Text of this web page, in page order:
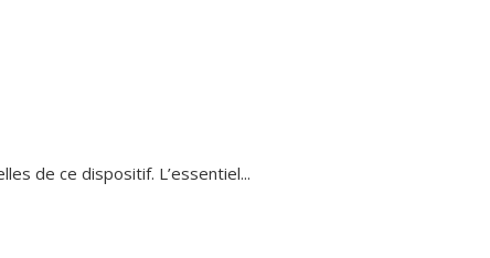
de ce dispositif. L’essentiel...